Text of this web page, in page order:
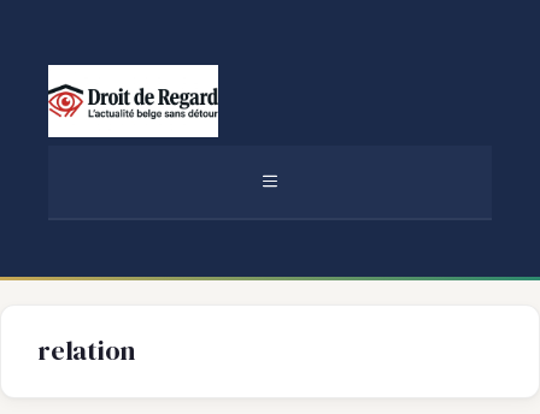
MENU
relation